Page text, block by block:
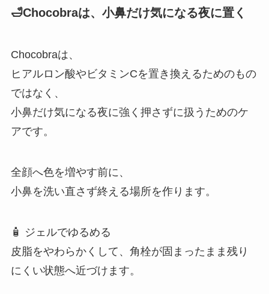
🛁Chocobraは、小鼻だけ気になる夜に置く
Chocobraは、
ヒアルロン酸やビタミンCを置き換えるためのもの
ではなく、
小鼻だけ気になる夜に強く押さずに扱うためのケ
アです。
全顔へ色を増やす前に、
小鼻を洗い直さず終える場所を作ります。
🧴 ジェルでゆるめる
皮脂をやわらかくして、角栓が固まったまま残り
にくい状態へ近づけます。